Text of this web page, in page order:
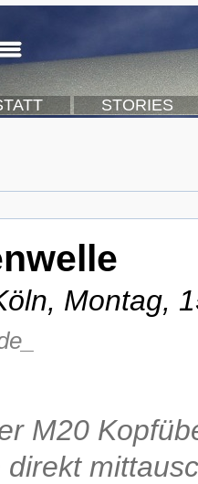
STORIES
, Montag,
M20
direkt